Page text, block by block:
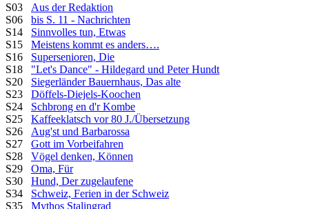
S03 Aus der Redaktion
S06 bis S. 11 - Nachrichten
S14 Sinnvolles tun, Etwas
S15 Meistens kommt es anders….
S16 Supersenioren, Die
S18 "Let's Dance" - Hildegard und Peter Hundt
S20 Siegerländer Bauernhaus, Das alte
S23 Döffels-Diejels-Koochen
S24 Schbrong en d'r Kombe
S25 Kaffeeklatsch vor 80 J./Übersetzung
S26 Aug'st und Barbarossa
S27 Gott im Vorbeifahren
S28 Vögel denken, Können
S29 Oma, Für
S30 Hund, Der zugelaufene
S34 Schweiz, Ferien in der Schweiz
S35 Mythos Stalingrad